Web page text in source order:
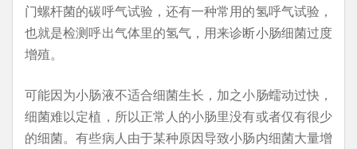
门螺杆菌的碳呼气试验，还有一种常用的氢呼气试验，
也就是检测呼出气体里的氢气，用来诊断小肠细菌过度
增殖。
可能因为小肠液不适合细菌生长，加之小肠蠕动过快，
细菌难以定植，所以正常人的小肠里没有或者仅有很少
的细菌。有些病人由于某种原因导致小肠内细菌大量增